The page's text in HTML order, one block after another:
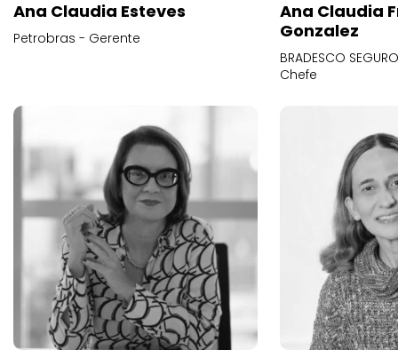
Ana Claudia Esteves
Petrobras - Gerente
Ana Claudia
Gonzalez
BRADESCO
Chefe